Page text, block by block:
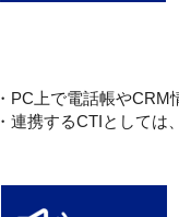
・PC上で電話帳やCRM
・連携するCTIとしては